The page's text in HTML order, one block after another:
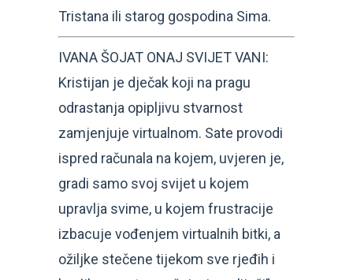
Tristana ili starog gospodina Sima.
IVANA ŠOJAT ONAJ SVIJET VANI:
Kristijan je dječak koji na pragu
odrastanja opipljivu stvarnost
zamjenjuje virtualnom. Sate provodi
ispred računala na kojem, uvjeren je,
gradi samo svoj svijet u kojem
upravlja svime, u kojem frustracije
izbacuje vođenjem virtualnih bitki, a
ožiljke stečene tijekom sve rjeđih i